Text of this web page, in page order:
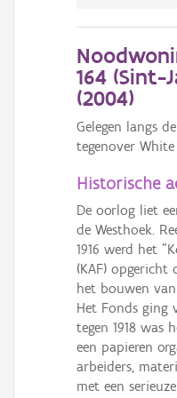
164 (Sint-
(2004)
Gelegen langs
tegenover White
Historische
De oorlog liet
de Westhoek.
1916 werd het
(KAF)
het bouwen
Het Fonds ging
tegen 1918 was
een papieren
arbeiders,
met een